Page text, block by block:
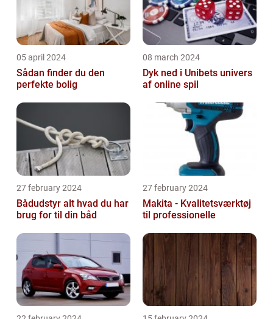
05 april 2024
Sådan finder du den
perfekte bolig
08 march 2024
Dyk ned i Unibets univers
af online spil
27 february 2024
Bådudstyr alt hvad du har
brug for til din båd
27 february 2024
Makita - Kvalitetsværktøj
til professionelle